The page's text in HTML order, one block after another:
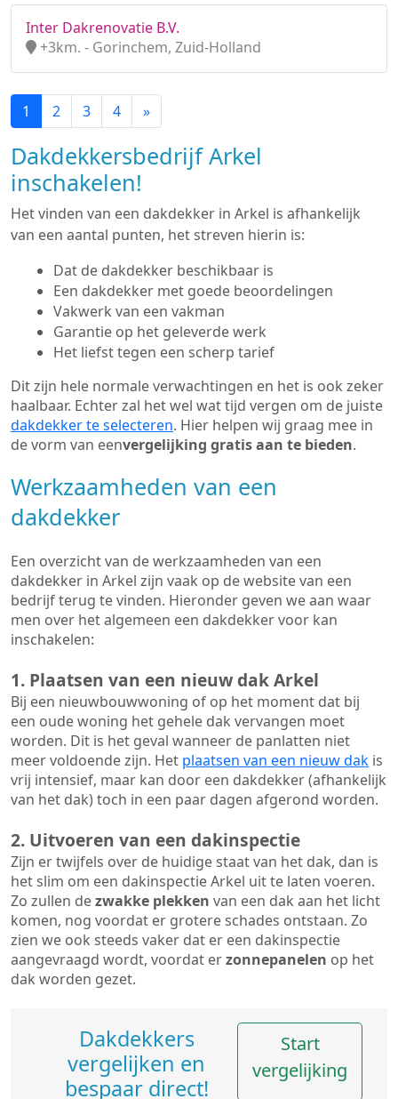
Inter Dakrenovatie B.V.
+3km. - Gorinchem, Zuid-Holland
1 2 3 4 »
Dakdekkersbedrijf Arkel
inschakelen!
Het vinden van een dakdekker in Arkel is afhankelijk
van een aantal punten, het streven hierin is:
Dat de dakdekker beschikbaar is
Een dakdekker met goede beoordelingen
Vakwerk van een vakman
Garantie op het geleverde werk
Het liefst tegen een scherp tarief
Dit zijn hele normale verwachtingen en het is ook zeker
haalbaar. Echter zal het wel wat tijd vergen om de juiste
dakdekker te selecteren. Hier helpen wij graag mee in
de vorm van eenvergelijking gratis aan te bieden.
Werkzaamheden van een
dakdekker
Een overzicht van de werkzaamheden van een
dakdekker in Arkel zijn vaak op de website van een
bedrijf terug te vinden. Hieronder geven we aan waar
men over het algemeen een dakdekker voor kan
inschakelen:
1. Plaatsen van een nieuw dak Arkel
Bij een nieuwbouwwoning of op het moment dat bij
een oude woning het gehele dak vervangen moet
worden. Dit is het geval wanneer de panlatten niet
meer voldoende zijn. Het plaatsen van een nieuw dak is
vrij intensief, maar kan door een dakdekker (afhankelijk
van het dak) toch in een paar dagen afgerond worden.
2. Uitvoeren van een dakinspectie
Zijn er twijfels over de huidige staat van het dak, dan is
het slim om een dakinspectie Arkel uit te laten voeren.
Zo zullen dezwakke plekken van een dak aan het licht
komen, nog voordat er grotere schades ontstaan. Zo
zien we ook steeds vaker dat er een dakinspectie
aangevraagd wordt, voordat erzonnepanelen op het
dak worden gezet.
Dakdekkers
vergelijken en
bespaar direct!
Start
vergelijking